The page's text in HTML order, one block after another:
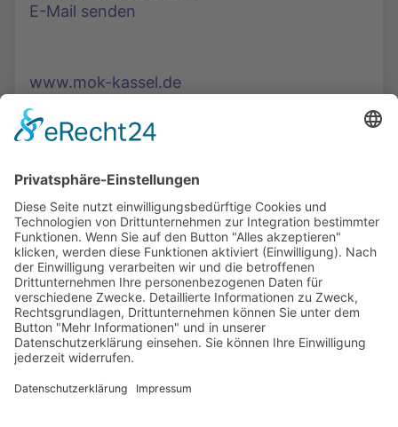
E-Mail senden
www.mok-kassel.de
Podcasts, Themen und Informationen.
Entdecken Sie unser Forum für Medien, Bildung
und Demokratie - jederzeit und überall
verfügbar.
Mehr erfahren